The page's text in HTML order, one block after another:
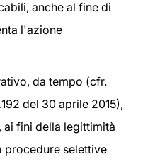
anche al fine di
l'azione
da tempo (cfr.
del 30 aprile 2015),
ai fini della legittimità
procedure selettive